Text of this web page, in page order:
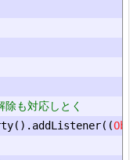
も対応しとく
(). addListener((